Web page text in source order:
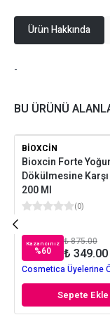
Ürün Hakkında
-
BU ÜRÜNÜ
BIOXCIN
Bioxcin Forte
Dökülmesine
200 Ml
(0)
Kazancınız
%60
₺ 875.00
₺ 349.00
Cosmetica Üyelerine
Sepete Ekle